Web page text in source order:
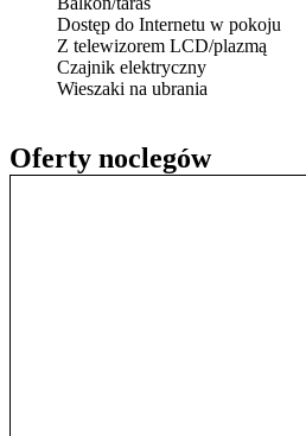
Oferty noclegów
Dostęp do Internetu w pokoju
Z telewizorem LCD/plazmą
Czajnik elektryczny
Wieszaki na ubrania